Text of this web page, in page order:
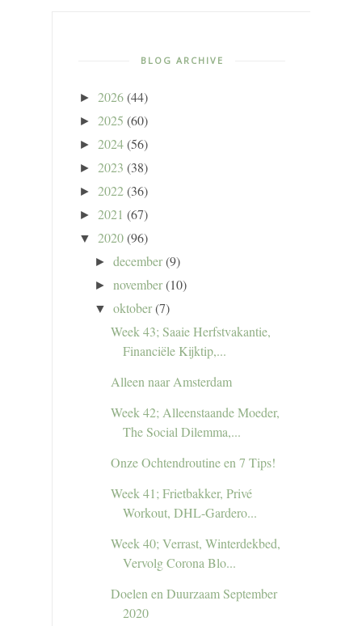
BLOG ARCHIVE
► 2026(44)
► 2025 (60)
► 2024(56)
► 2023 (38)
► 2022(36)
► 2021 (67)
▼ 2020(96)
►december(9)
►november(10)
▼ oktober(7)
Week 43; Saaie Herfstvakantie,
Financiële Kijktip,...
Alleen naar Amsterdam
Week 42; Alleenstaande Moeder,
The Social Dilemma,...
Onze Ochtendroutine en 7 Tips!
Week 41; Frietbakker, Privé
Workout, DHL-Gardero...
Week 40; Verrast, Winterdekbed,
Vervolg Corona Blo...
Doelen en Duurzaam September
2020